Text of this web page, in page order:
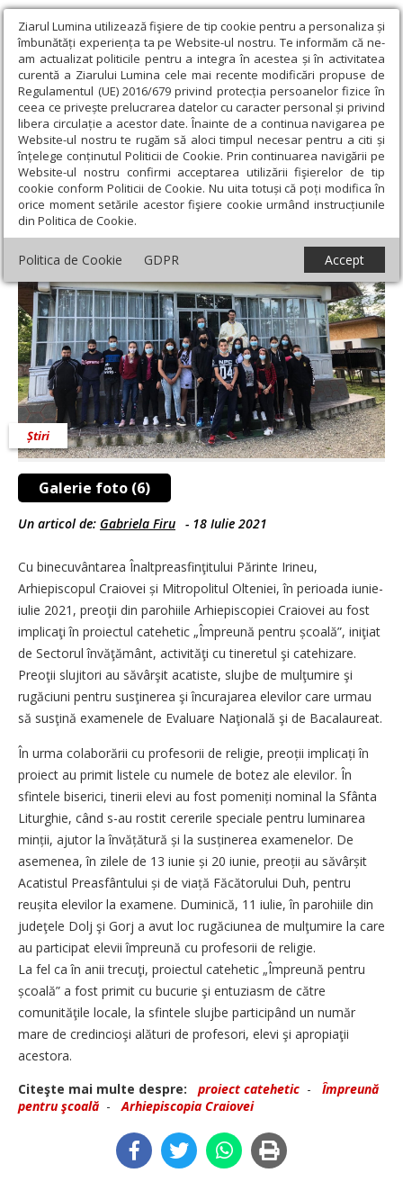
Ziarul Lumina utilizează fişiere de tip cookie pentru a personaliza și
îmbunătăți experiența ta pe Website-ul nostru. Te informăm că ne-
am actualizat politicile pentru a integra în acestea și în activitatea
curentă a Ziarului Lumina cele mai recente modificări propuse de
Regulamentul (UE) 2016/679 privind protecția persoanelor fizice în
ceea ce privește prelucrarea datelor cu caracter personal și privind
libera circulație a acestor date. Înainte de a continua navigarea pe
Website-ul nostru te rugăm să aloci timpul necesar pentru a citi și
înțelege conținutul Politicii de Cookie. Prin continuarea navigării pe
Website-ul nostru confirmi acceptarea utilizării fişierelor de tip
cookie conform Politicii de Cookie. Nu uita totuși că poți modifica în
orice moment setările acestor fişiere cookie urmând instrucțiunile
din Politica de Cookie.
Politica de Cookie GDPR Accept
Ziarul Lumina › Actualitate religioasă › Știri › Proiectul catehetic
„Împreună pentru școală” în parohiile Arhiepiscopiei Craiovei
Proiectul catehetic „Împreună pentru
școală” în parohiile Arhiepiscopiei Craiovei
Galerie foto (6)
Știri
Un articol de: Gabriela Firu - 18 Iulie 2021
Cu binecuvântarea Înaltpreasfinţitului Părinte Irineu,
Arhiepiscopul Craiovei și Mitropolitul Olteniei, în perioada iunie-
iulie 2021, preoţii din parohiile Arhiepiscopiei Craiovei au fost
implicaţi în proiectul catehetic „Împreună pentru școală”, iniţiat
de Sectorul învăţământ, activităţi cu tineretul şi catehizare.
Preoţii slujitori au săvârşit acatiste, slujbe de mulţumire şi
rugăciuni pentru susţinerea şi încurajarea elevilor care urmau
să susţină examenele de Evaluare Naţională şi de Bacalaureat.
În urma colaborării cu profesorii de religie, preoții implicați în
proiect au primit listele cu numele de botez ale elevilor. În
sfintele biserici, tinerii elevi au fost pomeniți nominal la Sfânta
Liturghie, când s-au rostit cererile speciale pentru luminarea
minții, ajutor la învățătură și la susți­nerea examenelor. De
asemenea, în zilele de 13 iunie și 20 iunie, preoții au săvârșit
Acatistul Prea­sfântului și de viață Făcătorului Duh, pentru
reușita elevilor la examene. Duminică, 11 iulie, în parohiile din
judeţele Dolj şi Gorj a avut loc rugăciunea de mulţumire la care
au participat elevii împreună cu profesorii de religie.
La fel ca în anii trecuţi, proiectul catehetic „Împreună pentru
școală” a fost primit cu bucurie şi entuziasm de către
comunităţile locale, la sfintele slujbe participând un număr
mare de credincioşi alături de profesori, elevi şi apropiaţii
acestora.
Citeşte mai multe despre:
proiect catehetic - Împreună
pentru şcoală -Arhiepiscopia Craiovei